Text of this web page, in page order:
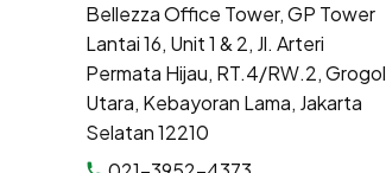
Bellezza Office Tower, GP Tower
Lantai 16, Unit 1 & 2, Jl. Arteri
Permata Hijau, RT.4/RW.2, Grogol
Utara, Kebayoran Lama, Jakarta
Selatan 12210